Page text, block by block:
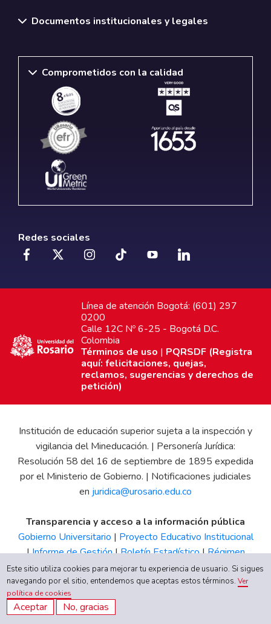
Documentos institucionales y legales
Comprometidos con la calidad
Redes sociales
Línea de atención Bogotá: (601) 297
0200
Calle 12C Nº 6-25 - Bogotá D.C.
Colombia
Términos de uso | PQRSDF (Registra
aquí: felicitaciones, quejas,
reclamos, sugerencias y derechos de
petición)
Institución de educación superior sujeta a la inspección y
vigilancia del Mineducación. | Personería Jurídica:
Resolución 58 del 16 de septiembre de 1895 expedida
por el Ministerio de Gobierno. | Notificaciones judiciales
en juridica@urosario.edu.co
Transparencia y acceso a la información pública
Gobierno Universitario | Proyecto Educativo Institucional
|Informe de Gestión|Boletín Estadístico|Régimen
Tributario|Estados Financieros |Código de Ética| Canal
de Integridad UR
Este sitio utiliza cookies para mejorar tu experiencia de usuario. Si sigues
navegando por el sitio, entendemos que aceptas estos términos.Ver
política de cookies
Aceptar No, gracias